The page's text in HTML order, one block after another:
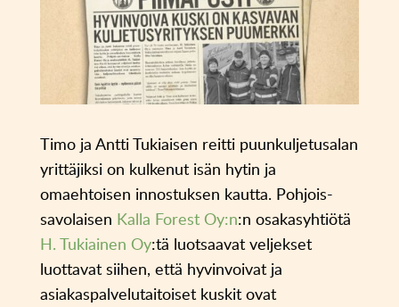
Timo ja Antti Tukiaisen reitti puunkuljetusalan
yrittäjiksi on kulkenut isän hytin ja
omaehtoisen innostuksen kautta. Pohjois-
savolaisen Kalla Forest Oy:n:n osakasyhtiötä
H. Tukiainen Oy:tä luotsaavat veljekset
luottavat siihen, että hyvinvoivat ja
asiakaspalvelutaitoiset kuskit ovat